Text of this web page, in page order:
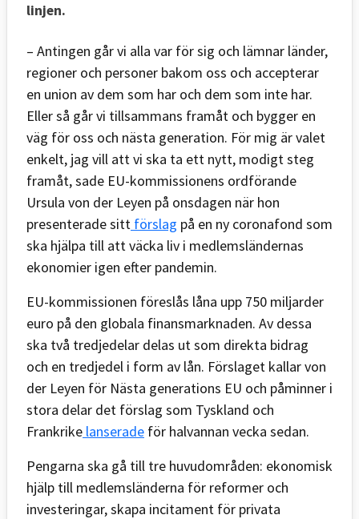
linjen.
– Antingen går vi alla var för sig och lämnar länder,
regioner och personer bakom oss och accepterar
en union av dem som har och dem som inte har.
Eller så går vi tillsammans framåt och bygger en
väg för oss och nästa generation. För mig är valet
enkelt, jag vill att vi ska ta ett nytt, modigt steg
framåt, sade EU-kommissionens ordförande
Ursula von der Leyen på onsdagen när hon
presenterade sitt förslag på en ny coronafond som
ska hjälpa till att väcka liv i medlemsländernas
ekonomier igen efter pandemin.
EU-kommissionen föreslås låna upp 750 miljarder
euro på den globala finansmarknaden. Av dessa
ska två tredjedelar delas ut som direkta bidrag
och en tredjedel i form av lån. Förslaget kallar von
der Leyen för Nästa generations EU och påminner i
stora delar det förslag som Tyskland och
Frankrike lanserade för halvannan vecka sedan.
Pengarna ska gå till tre huvudområden: ekonomisk
hjälp till medlemsländerna för reformer och
investeringar, skapa incitament för privata